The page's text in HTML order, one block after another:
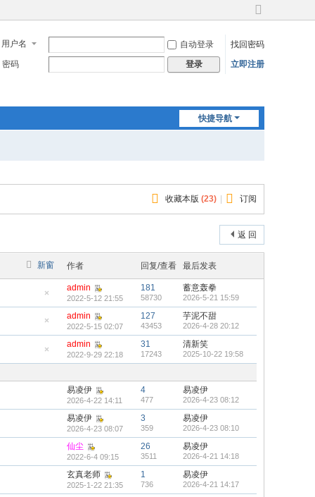
切
到
宽
用户名 自动登录
找回密码
密码
登录 立即注册
快捷导航
收藏本版 (23) 订阅
返 回
新窗 作者 回复/查看 最后发表
藏
置
帖
admin
2022-5-12 21:55
181
58730
蓄意轰拳
2026-5-21 15:59
藏
置
帖
admin
2022-5-15 02:07
127
43453
芋泥不甜
2026-4-28 20:12
藏
顶
admin
2022-9-29 22:18
31
17243
清新笑
2025-10-22 19:58
易凌伊
2026-4-22 14:11
4
477
易凌伊
2026-4-23 08:12
易凌伊
2026-4-23 08:07
3
359
易凌伊
2026-4-23 08:10
仙尘
2022-6-4 09:15
26
3511
易凌伊
2026-4-21 14:18
玄真老师
2025-1-22 21:35
1
736
易凌伊
2026-4-21 14:17